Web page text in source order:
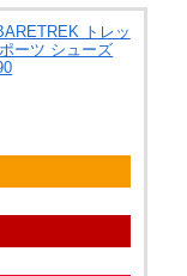
トレッ
ーツ シューズ